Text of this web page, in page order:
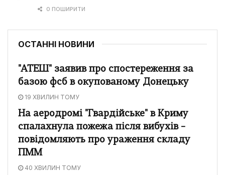
0 ПОШИРИТИ
ОСТАННІ НОВИНИ
"АТЕШ" заявив про спостереження за
базою фсб в окупованому Донецьку
19 ХВИЛИН ТОМУ
На аеродромі "Гвардійське" в Криму
спалахнула пожежа після вибухів –
повідомляють про ураження складу
ПММ
40 ХВИЛИН ТОМУ